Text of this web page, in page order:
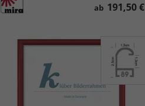
ab 191,50 €